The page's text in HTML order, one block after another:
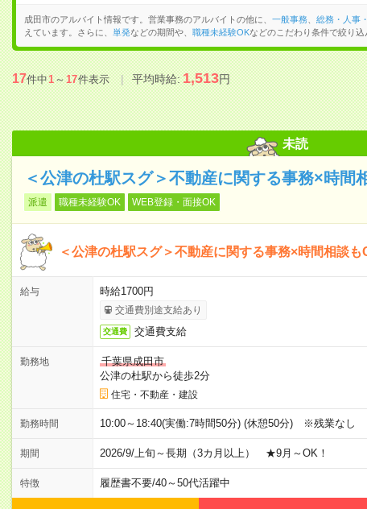
成田市のアルバイト情報です。営業事務のアルバイトの他に、 一般事務、 総務・人事
えています。さらに、
単発などの期間や、 職種未経験OKなどのこだわり条件で絞り
17件中1～17件表示 平均時給:1,513円
未読
＜公津の杜駅スグ＞不動産に関する事務×時間
派遣 職種未経験OK WEB登録・面接OK
＜公津の杜駅スグ＞不動産に関する事務×時間相談も
給与 時給1700円
交通費別途支給あり
交通費 交通費支給
勤務地
千葉県成田市
公津の杜駅から徒歩2分
住宅・不動産・建設
勤務時間 10:00～18:40(実働:7時間50分) (休憩50分) ※残業なし
期間 2026/9/上旬～長期（3カ月以上） ★9月～OK！
特徴 履歴書不要/40～50代活躍中